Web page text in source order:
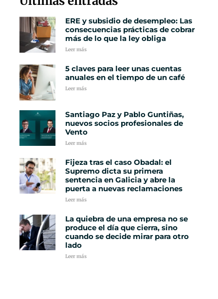
ERE y subsidio de desempleo: Las
consecuencias prácticas de cobrar
más de lo que la ley obliga
Leer más
5 claves para leer unas cuentas
anuales en el tiempo de un café
Leer más
Santiago Paz y Pablo Guntiñas,
nuevos socios profesionales de
Vento
Leer más
Fijeza tras el caso Obadal: el
Supremo dicta su primera
sentencia en Galicia y abre la
puerta a nuevas reclamaciones
Leer más
La quiebra de una empresa no se
produce el día que cierra, sino
cuando se decide mirar para otro
lado
Leer más